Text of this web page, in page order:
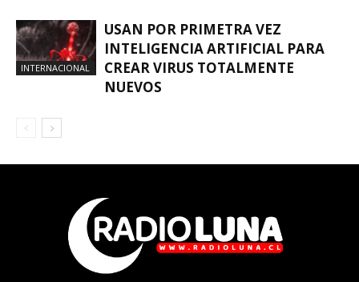
INTERNACIONAL
USAN POR PRIMETRA VEZ
INTELIGENCIA ARTIFICIAL PARA
CREAR VIRUS TOTALMENTE
NUEVOS